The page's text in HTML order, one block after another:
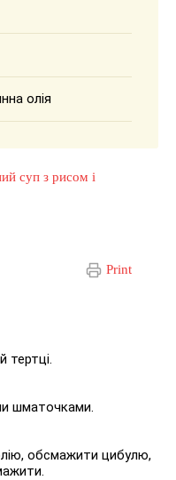
олія
суп з рисом і
Print
тертці.
шматочками.
обсмажити цибулю,